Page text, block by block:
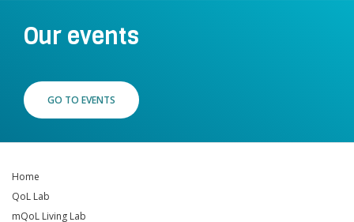
Our events
GO TO EVENTS
Home
QoL Lab
mQoL Living Lab